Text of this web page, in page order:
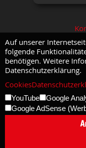
Auf unserer
folgende
benötigen. Weitere
Datenschutzerklärung.
Cookies
YouTube
Google
Google AdSense